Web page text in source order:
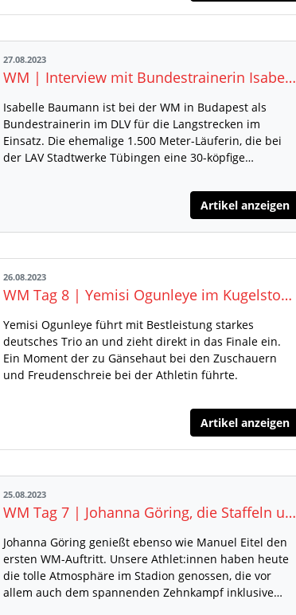
27.08.2023
WM | Interview mit Bundestrainerin Isabelle Baumann
Isabelle Baumann ist bei der WM in Budapest als
Bundestrainerin im DLV für die Langstrecken im
Einsatz. Die ehemalige 1.500 Meter-Läuferin, die bei
der LAV Stadtwerke Tübingen eine 30-köpfige…
Artikel anzeigen
26.08.2023
WM Tag 8 | Yemisi Ogunleye im Kugelstoß-Finale bei ihrer ersten WM und Carolina Krafzik in der 4x400 Meter Staffel
Yemisi Ogunleye führt mit Bestleistung starkes
deutsches Trio an und zieht direkt in das Finale ein.
Ein Moment der zu Gänsehaut bei den Zuschauern
und Freudenschreie bei der Athletin führte.
Artikel anzeigen
25.08.2023
WM Tag 7 | Johanna Göring, die Staffeln und die Zehnkämpfer
Johanna Göring genießt ebenso wie Manuel Eitel den
ersten WM-Auftritt. Unsere Athlet:innen haben heute
die tolle Atmosphäre im Stadion genossen, die vor
allem auch dem spannenden Zehnkampf inklusive…